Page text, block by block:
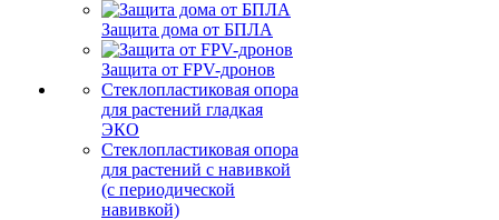
Защита дома от БПЛА
Защита от FPV-дронов
Стеклопластиковая опора
для растений гладкая
ЭКО
Стеклопластиковая опора
для растений с навивкой
(с периодической
навивкой)